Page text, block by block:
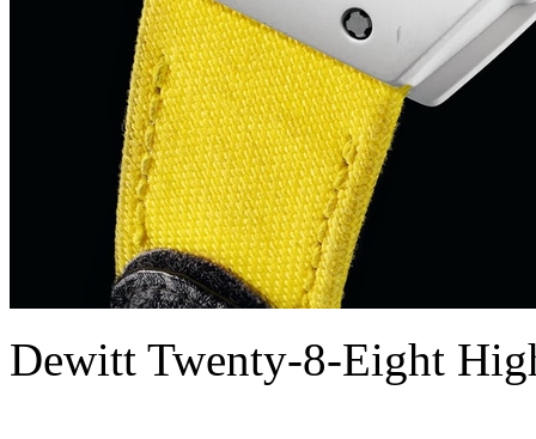
Dewitt Twenty-8-Eight